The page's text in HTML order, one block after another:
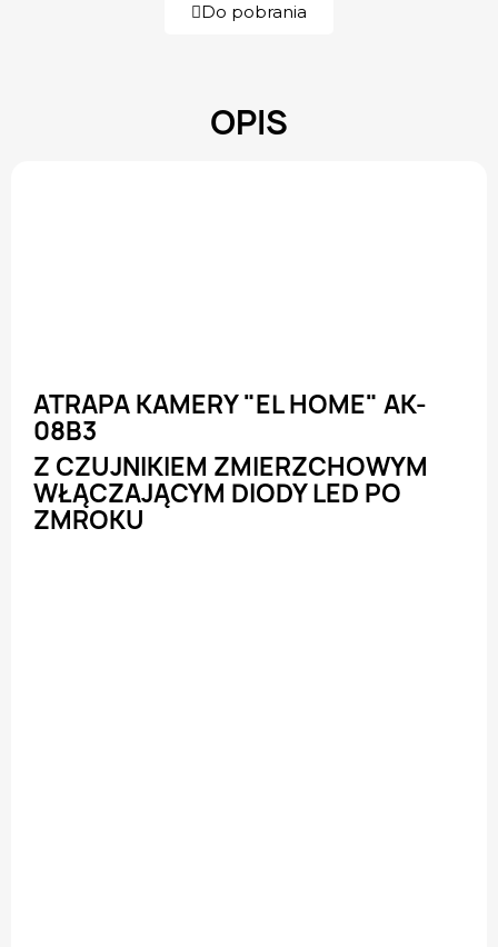
Do pobrania
OPIS
ATRAPA KAMERY "EL HOME" AK-
08B3
Z CZUJNIKIEM ZMIERZCHOWYM
WŁĄCZAJĄCYM DIODY LED PO
ZMROKU